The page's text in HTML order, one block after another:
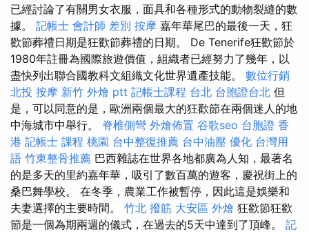
已經討論了有關男女衣服，面具和各種形式的動物裂縫的數
據。 記帳士 會計師 差別 按摩 嘉年華尾巴的最後一天，狂
歡節葬禮日期是狂歡節葬禮的日期。 De Tenerife狂歡節於
1980年註冊為國際旅遊價值，組織者已經努力了幾年，以
盡快列出聯合國教科文組織文化世界遺產技能。 數位行銷
北投 按摩 新竹 外燴 ptt 記帳士課程 台北 台胞證台北 但
是，可以同意的是，歐洲兩個最大的狂歡節在兩個迷人的地
中海城市中舉行。 脊椎側彎 外燴佈置 谷歌seo 台胞證 香
港 記帳士 課程 桃園 台中整復推薦 台中油壓 優化 台灣用
語 竹東整骨推薦 巴西雜誌在世界各地都廣為人知，最著名
的是多天的里約嘉年華，吸引了數百萬的遊客，慶祝街上的
桑巴舞學校。 在冬季，農業工作被暫停，因此這是娛樂和
夫妻選擇的主要時間。 竹北 撥筋 大安區 外燴 狂歡節狂歡
節是一個為期兩週的儀式，在過去的5天中達到了頂峰。 記